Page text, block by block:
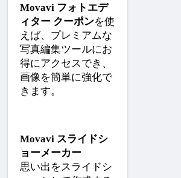
Movavi フォトエデ
ィター クーポンを使
えば、プレミアムな
写真編集ツールにお
得にアクセスでき、
画像を簡単に強化で
きます。
Movavi スライドシ
ョーメーカー
思い出をスライドシ